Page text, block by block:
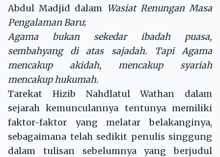
Abdul Madjid dalam
Wasiat Renungan Masa
Pengalaman Baru;
Agama bukan sekedar ibadah puasa,
sembahyang di atas sajadah. Tapi Agama
mencakup akidah, mencakup syariah
mencakup hukumah.
Tarekat Hizib Nahdlatul Wathan dalam
sejarah kemunculannya tentunya memiliki
faktor-faktor yang melatar belakanginya,
sebagaimana telah sedikit penulis singgung
dalam tulisan sebelumnya yang berjudul